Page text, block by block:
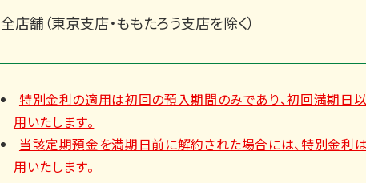
全店舗（東京支店・ももたろう支店を除く）
特別金利の適用は初回の預入期間のみであり、初回満期
用いたします。
当該定期預金を満期日前に解約された場合には、特別金利
用いたします。